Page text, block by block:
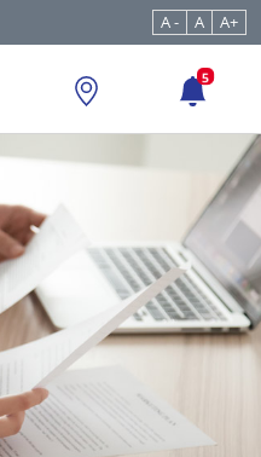
A - A A+
5